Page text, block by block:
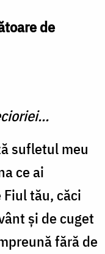
de
sufletul meu
ce ai
tău, căci
şi de cuget
fără de